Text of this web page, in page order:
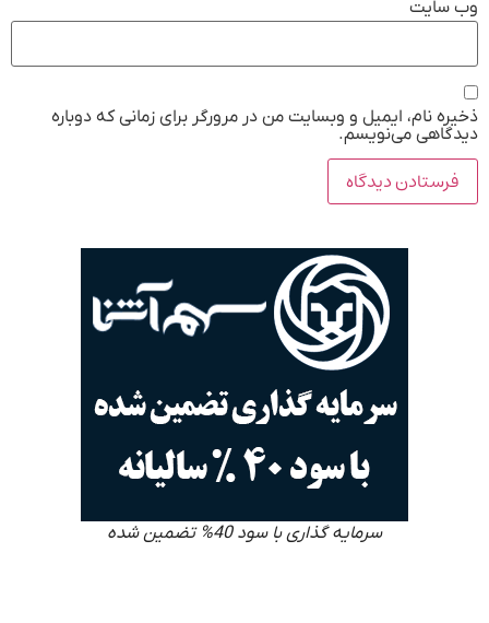
وب‌ سایت
ذخیره نام، ایمیل و وبسایت من در مرورگر برای زمانی که دوباره
دیدگاهی می‌نویسم.
سرمایه گذاری با سود 40% تضمین شده